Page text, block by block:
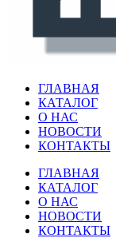
ГЛАВНАЯ
КАТАЛОГ
О НАС
НОВОСТИ
КОНТАКТЫ
ГЛАВНАЯ
КАТАЛОГ
О НАС
НОВОСТИ
КОНТАКТЫ